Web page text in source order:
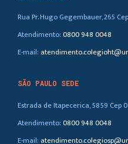
Rua Pr. Hugo Gegembauer, 265
Atendimento:0800 948 0048
E-mail:
SÃO PAULO SEDE
Estrada de Itapecerica, 5859 Cep
Atendimento:0800 948 0048
E-mail: